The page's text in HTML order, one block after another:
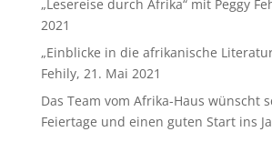
„Lesereise durch Afrika“ mit Peggy
2021
„Einblicke in die afrikanische
Fehily, 21. Mai 2021
Das Team vom Afrika-Haus wünscht
Feiertage und einen guten Start ins